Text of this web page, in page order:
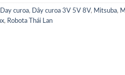
Day curoa, Dây curoa 3V 5V 8V, Mitsuba,
, Robota Thái Lan